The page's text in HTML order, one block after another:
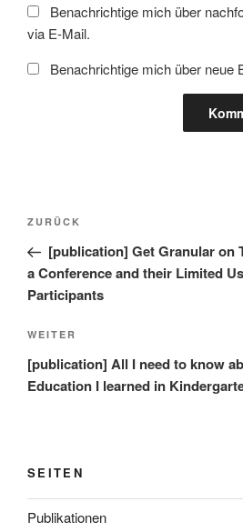
Benachrichtige mich über
via E-Mail.
Benachrichtige mich über neue
Beitragsnavigation
Vorheriger
Beitrag
ZURÜCK
[publication] Get Granular on
a Conference and their Limited
Participants
Nächster
Beitrag
WEITER
[publication] All I need to know
Education I learned in
SEITEN
Publikationen